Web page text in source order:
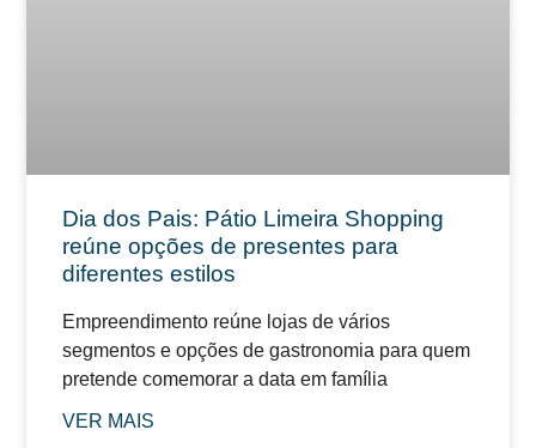
Dia dos Pais: Pátio Limeira Shopping
reúne opções de presentes para
diferentes estilos
Empreendimento reúne lojas de vários
segmentos e opções de gastronomia para quem
pretende comemorar a data em família
VER MAIS